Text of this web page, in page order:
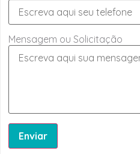
Mensagem ou Solicitação
Enviar